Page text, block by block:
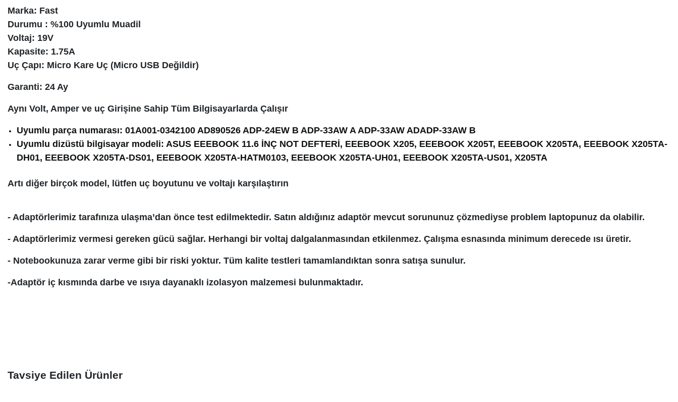
Marka: Fast
Durumu : %100 Uyumlu Muadil
Voltaj: 19V
Kapasite: 1.75A
Uç Çapı: Micro Kare Uç (Micro USB Değildir)
Garanti: 24 Ay
Aynı Volt, Amper ve uç Girişine Sahip Tüm Bilgisayarlarda Çalışır
Uyumlu parça numarası: 01A001-0342100 AD890526 ADP-24EW B ADP-33AW A ADP-33AW ADADP-33AW B
Uyumlu dizüstü bilgisayar modeli: ASUS EEEBOOK 11.6 İNÇ NOT DEFTERİ, EEEBOOK X205, EEEBOOK X205T, EEEBOOK X205TA, EEEBOOK X205TA-
DH01, EEEBOOK X205TA-DS01, EEEBOOK X205TA-HATM0103, EEEBOOK X205TA-UH01, EEEBOOK X205TA-US01, X205TA
Artı diğer birçok model, lütfen uç boyutunu ve voltajı karşılaştırın
- Adaptörlerimiz tarafınıza ulaşma’dan önce test edilmektedir. Satın aldığınız adaptör mevcut sorununuz çözmediyse problem laptopunuz da olabilir.
- Adaptörlerimiz vermesi gereken gücü sağlar. Herhangi bir voltaj dalgalanmasından etkilenmez. Çalışma esnasında minimum derecede ısı üretir.
- Notebookunuza zarar verme gibi bir riski yoktur. Tüm kalite testleri tamamlandıktan sonra satışa sunulur.
-Adaptör iç kısmında darbe ve ısıya dayanaklı izolasyon malzemesi bulunmaktadır.
Tavsiye Edilen Ürünler